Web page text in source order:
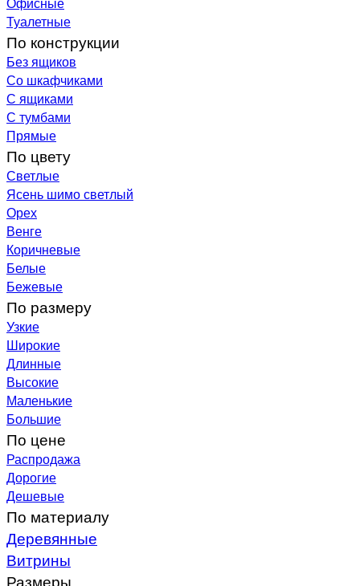
Туалетные
По конструкции
Без ящиков
Со шкафчиками
С ящиками
С тумбами
Прямые
По цвету
Светлые
Ясень шимо светлый
Орех
Венге
Коричневые
Белые
Бежевые
По размеру
Узкие
Широкие
Длинные
Высокие
Маленькие
Большие
По цене
Распродажа
Дорогие
Дешевые
По материалу
Деревянные
Витрины
Размеры